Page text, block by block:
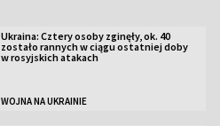
Ukraina: Cztery osoby zginęły, ok. 40
zostało rannych w ciągu ostatniej doby
w rosyjskich atakach
WOJNA NA UKRAINIE